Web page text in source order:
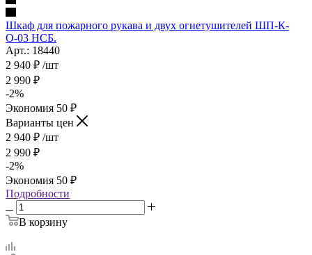
Шкаф для пожарного рукава и двух огнетушителей ШП-К-
О-03 НСБ.
Арт.: 18440
2 940 ₽ /шт
2 990 ₽
-2%
Экономия 50 ₽
Варианты цен
2 940 ₽ /шт
2 990 ₽
-2%
Экономия 50 ₽
Подробности
В корзину